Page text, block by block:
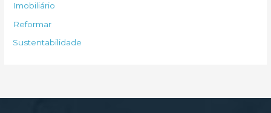
p
o
r
Imobiliário
Reformar
Sustentabilidade